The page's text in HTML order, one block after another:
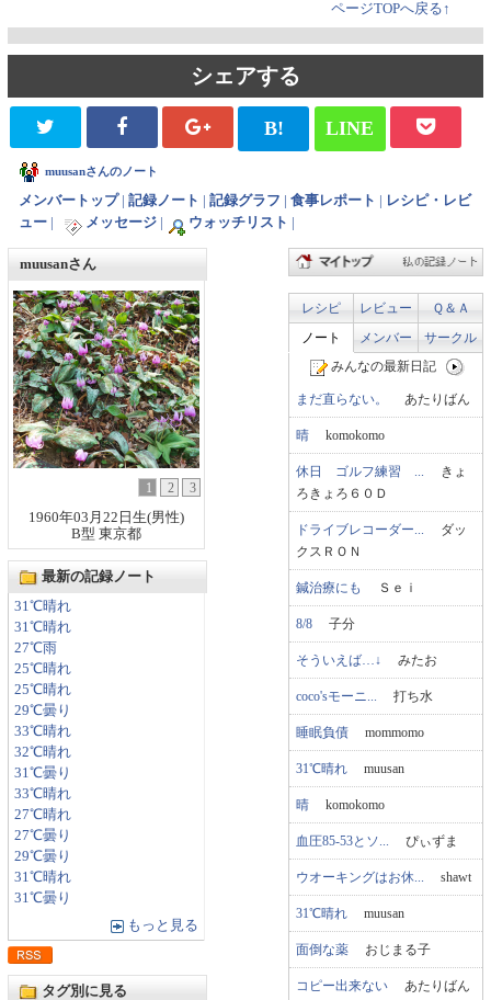
ページTOPへ戻る↑
シェアする
B! LINE
muusanさんのノート
メンバートップ| 記録ノート 記録グラフ 食事レポート
レシピ・レビ
ュー
メッセージ ウォッチリスト
muusanさん
1 2
3
1960年03月22日生(男性)
B型 東京都
最新の記録ノート
31℃晴れ
31℃晴れ
27℃雨
25℃晴れ
25℃晴れ
29℃曇り
33℃晴れ
32℃晴れ
31℃曇り
33℃晴れ
27℃晴れ
27℃曇り
29℃曇り
31℃晴れ
31℃曇り
もっと見る
タグ別に見る
レシピ レビュー
Ｑ＆Ａ
ノート
メンバー
サークル
みんなの最新日記
まだ直らない。 あたりばん
晴 komokomo
休日 ゴルフ練習 ...
きょ
ろきょろ６０Ｄ
ドライブレコーダー...
ダッ
クスＲＯＮ
鍼治療にも Ｓｅｉ
8/8 子分
そういえば…↓ みたお
coco'sモーニ... 打ち水
睡眠負債 mommomo
31℃晴れ muusan
晴 komokomo
血圧85-53とソ... ぴぃずま
ウオーキングはお休... shawt
31℃晴れ muusan
面倒な薬 おじまる子
コピー出来ない あたりばん